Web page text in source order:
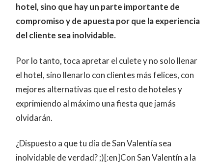
hotel, sino que hay un parte importante de
compromiso y de apuesta por que la experiencia
del cliente sea inolvidable.
Por lo tanto, toca apretar el culete y no solo llenar
el hotel, sino llenarlo con clientes más felices, con
mejores alternativas que el resto de hoteles y
exprimiendo al máximo una fiesta que jamás
olvidarán.
¿Dispuesto a que tu día de San Valentía sea
inolvidable de verdad? ;)[:en]Con San Valentín a la